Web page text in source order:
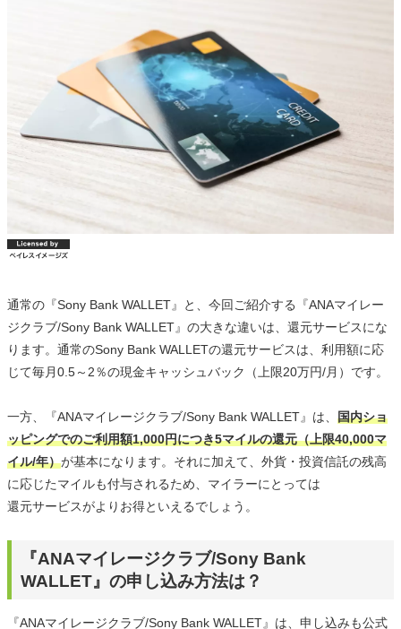
通常の『Sony Bank WALLET』と、今回ご紹介する『ANAマイレー
ジクラブ/Sony Bank WALLET』の大きな違いは、還元サービスにな
ります。通常のSony Bank WALLETの還元サービスは、利用額に応
じて毎月0.5～2％の現金キャッシュバック（上限20万円/月）です。
一方、『ANAマイレージクラブ/Sony Bank WALLET』は、 国内ショ
ッピングでのご利用額1,000円につき5マイルの還元（上限40,000マ
イル/年）が基本になります。それに加えて、外貨・投資信託の残高
に応じたマイルも付与されるため、マイラーにとっては
還元サービスがよりお得といえるでしょう。
『ANAマイレージクラブ/Sony Bank
WALLET』の申し込み方法は？
『ANAマイレージクラブ/Sony Bank WALLET』は、申し込みも公式